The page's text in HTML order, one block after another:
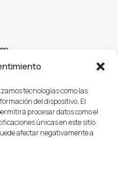
tecnologías como las
del dispositivo. El
procesar datos como el
únicas en este sitio.
afectar negativamente a